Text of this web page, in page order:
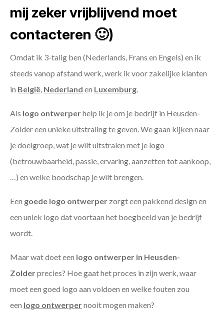
mij zeker vrijblijvend moet
contacteren 🙂)
Omdat ik 3-talig ben (Nederlands, Frans en Engels) en ik
steeds vanop afstand werk, werk ik voor zakelijke klanten
in België, Nederland en Luxemburg.
Als logo ontwerperhelp ik je om je bedrijf in Heusden-
Zolder een unieke uitstraling te geven. We gaan kijken naar
je doelgroep, wat je wilt uitstralen met je logo
(betrouwbaarheid, passie, ervaring, aanzetten tot aankoop,
…) en welke boodschap je wilt brengen.
Een goede logo ontwerper zorgt een pakkend design en
een uniek logo dat voortaan het boegbeeld van je bedrijf
wordt.
Maar wat doet een logo ontwerper in Heusden-
Zolderprecies? Hoe gaat het proces in zijn werk, waar
moet een goed logo aan voldoen en welke fouten zou
een logo ontwerpernooit mogen maken?